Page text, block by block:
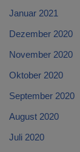
Januar 2021
Dezember 2020
November 2020
Oktober 2020
September 2020
August 2020
Juli 2020